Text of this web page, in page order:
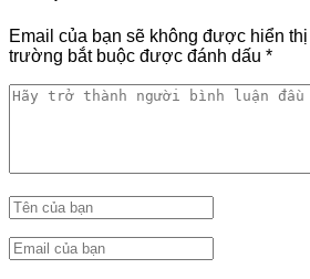
Email của bạn sẽ không được hiển
trường bắt buộc được đánh dấu *